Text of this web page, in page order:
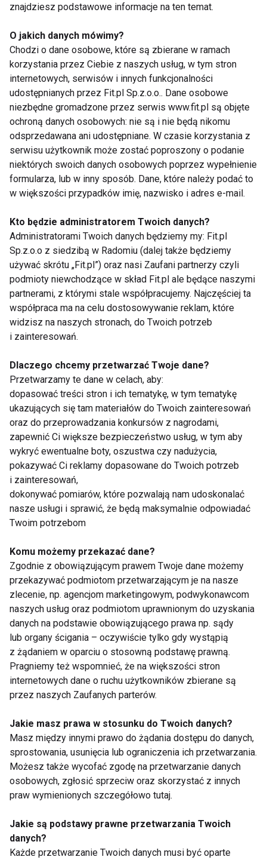
Posiłek do szkoły w teorii i
Posiłek do szkoły w teorii i
praktyce
Nie podjadaj!
żywieniowe Twojego dziecka
Gimnazjaliści wiedzą jak jeść
zdrowo i na tym koniec
7 powodów, dla których warto
utrzymać szczupłą sylwetkę
Nie przegap nowości ze
Zapisz się do naszego newslettera
Wyrażam zgodę na otrzymywanie informacji
handlowej drogą elektroniczną na podany adres e-mail
przez FIT.PL. Więcej informacji znajdziesz w Polityce
Prywatności.
ZAPISZ SIĘ
WSPÓŁPRACA
znajdziesz podstawowe informacje na ten temat.
O jakich danych mówimy?
Chodzi o dane osobowe, które są zbierane w ramach
korzystania przez Ciebie z naszych usług, w tym stron
internetowych, serwisów i innych funkcjonalności
udostępnianych przez Fit.pl Sp.z.o.o.. Dane osobowe
niezbędne gromadzone przez serwis www.fit.pl są objęte
ochroną danych osobowych: nie są i nie będą nikomu
odsprzedawana ani udostępniane. W czasie korzystania z
serwisu użytkownik może zostać poproszony o podanie
niektórych swoich danych osobowych poprzez wypełnienie
formularza, lub w inny sposób. Dane, które należy podać to
w większości przypadków imię, nazwisko i adres e-mail.
Kto będzie administratorem Twoich danych?
Administratorami Twoich danych będziemy my: Fit.pl
Sp.z.o.o z siedzibą w Radomiu (dalej także będziemy
używać skrótu „Fit.pl”) oraz nasi Zaufani partnerzy czyli
podmioty niewchodzące w skład Fit.pl ale będące naszymi
partnerami, z którymi stale współpracujemy. Najczęściej ta
współpraca ma na celu dostosowywanie reklam, które
widzisz na naszych stronach, do Twoich potrzeb
i zainteresowań.
Dlaczego chcemy przetwarzać Twoje dane?
Przetwarzamy te dane w celach, aby:
dopasować treści stron i ich tematykę, w tym tematykę
ukazujących się tam materiałów do Twoich zainteresowań
oraz do przeprowadzania konkursów z nagrodami,
zapewnić Ci większe bezpieczeństwo usług, w tym aby
wykryć ewentualne boty, oszustwa czy nadużycia,
pokazywać Ci reklamy dopasowane do Twoich potrzeb
i zainteresowań,
dokonywać pomiarów, które pozwalają nam udoskonalać
nasze usługi i sprawić, że będą maksymalnie odpowiadać
Twoim potrzebom
Komu możemy przekazać dane?
Zgodnie z obowiązującym prawem Twoje dane możemy
przekazywać podmiotom przetwarzającym je na nasze
zlecenie, np. agencjom marketingowym, podwykonawcom
naszych usług oraz podmiotom uprawnionym do uzyskania
danych na podstawie obowiązującego prawa np. sądy
lub organy ścigania – oczywiście tylko gdy wystąpią
z żądaniem w oparciu o stosowną podstawę prawną.
Pragniemy też wspomnieć, że na większości stron
internetowych dane o ruchu użytkowników zbierane są
przez naszych Zaufanych parterów.
Jakie masz prawa w stosunku do Twoich danych?
Masz między innymi prawo do żądania dostępu do danych,
sprostowania, usunięcia lub ograniczenia ich przetwarzania.
Możesz także wycofać zgodę na przetwarzanie danych
osobowych, zgłosić sprzeciw oraz skorzystać z innych
praw wymienionych szczegółowo tutaj.
Jakie są podstawy prawne przetwarzania Twoich
danych?
Każde przetwarzanie Twoich danych musi być oparte